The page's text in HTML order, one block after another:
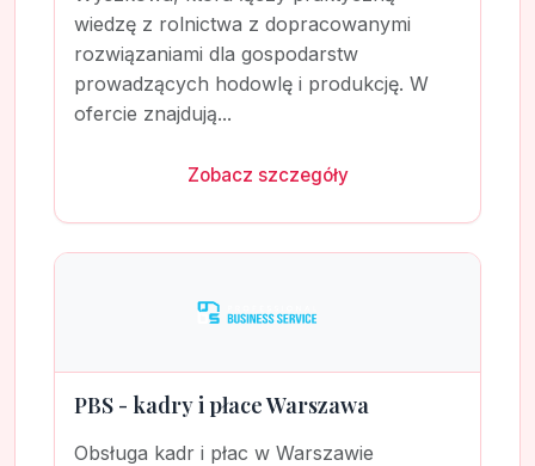
wiedzę z rolnictwa z dopracowanymi
rozwiązaniami dla gospodarstw
prowadzących hodowlę i produkcję. W
ofercie znajdują...
Zobacz szczegóły
PBS - kadry i płace Warszawa
Obsługa kadr i płac w Warszawie